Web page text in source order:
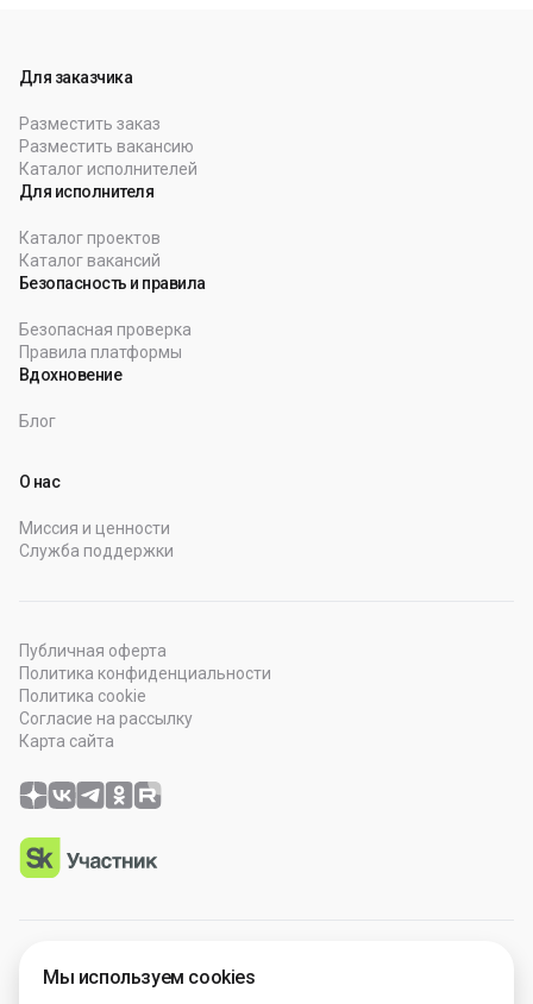
Для заказчика
Разместить заказ
Разместить вакансию
Каталог исполнителей
Для исполнителя
Каталог проектов
Каталог вакансий
Безопасность и правила
Безопасная проверка
Правила платформы
Вдохновение
Блог
О нас
Миссия и ценности
Служба поддержки
Публичная оферта
Политика конфиденциальности
Политика cookie
Согласие на рассылку
Карта сайта
© 2026 OOO “Просто Гений”. Все права защищены.
Мы используем cookies